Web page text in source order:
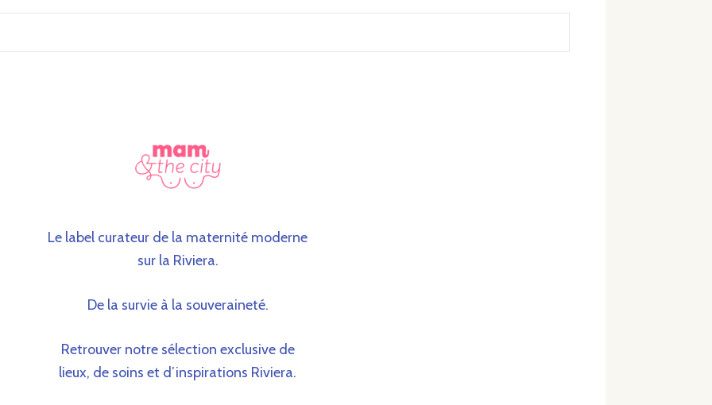
Le label curateur de la maternité moderne
sur la Riviera.
De la survie à la souveraineté.
Retrouver notre sélection exclusive de
lieux, de soins et d’inspirations Riviera.